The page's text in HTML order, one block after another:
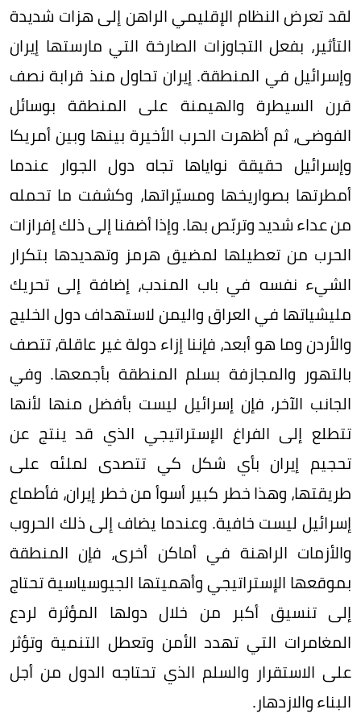
لقد تعرض النظام الإقليمي الراهن إلى هزات شديدة
التأثير، بفعل التجاوزات الصارخة التي مارستها إيران
وإسرائيل في المنطقة. إيران تحاول منذ قرابة نصف
قرن السيطرة والهيمنة على المنطقة بوسائل
الفوضى، ثم أظهرت الحرب الأخيرة بينها وبين أمريكا
وإسرائيل حقيقة نواياها تجاه دول الجوار عندما
أمطرتها بصواريخها ومسيّراتها، وكشفت ما تحمله
من عداء شديد وتربّص بها. وإذا أضفنا إلى ذلك إفرازات
الحرب من تعطيلها لمضيق هرمز وتهديدها بتكرار
الشيء نفسه في باب المندب، إضافة إلى تحريك
مليشياتها في العراق واليمن لاستهداف دول الخليج
والأردن وما هو أبعد، فإننا إزاء دولة غير عاقلة، تتصف
بالتهور والمجازفة بسلم المنطقة بأجمعها. وفي
الجانب الآخر، فإن إسرائيل ليست بأفضل منها لأنها
تتطلع إلى الفراغ الإستراتيجي الذي قد ينتج عن
تحجيم إيران بأي شكل كي تتصدى لملئه على
طريقتها، وهذا خطر كبير أسوأ من خطر إيران، فأطماع
إسرائيل ليست خافية. وعندما يضاف إلى ذلك الحروب
والأزمات الراهنة في أماكن أخرى، فإن المنطقة
بموقعها الإستراتيجي وأهميتها الجيوسياسية تحتاج
إلى تنسيق أكبر من خلال دولها المؤثرة لردع
المغامرات التي تهدد الأمن وتعطل التنمية وتؤثر
على الاستقرار والسلم الذي تحتاجه الدول من أجل
البناء والازدهار.